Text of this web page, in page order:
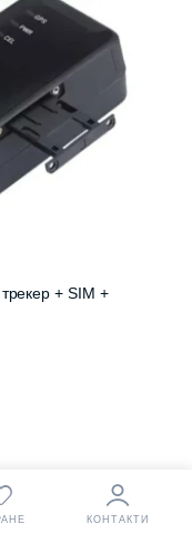
+ SIM +
КОНТАКТИ